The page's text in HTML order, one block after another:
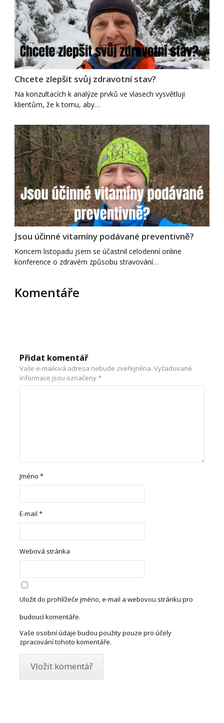
Chcete zlepšit svůj zdravotní stav?
Na konzultacích k analýze prvků ve vlasech vysvětluji
klientům, že k tomu, aby…
Jsou účinné vitamíny podávané preventivně?
Koncem listopadu jsem se účastnil celodenní online
konference o zdravém způsobu stravování…
Komentáře
Přidat komentář
Vaše e-mailová adresa nebude zveřejněna. Vyžadované
informace jsou označeny*
Jméno*
E-mail*
Webová stránka
Uložit do prohlížeče jméno, e-mail a webovou stránku pro
budoucí komentáře.
Vaše osobní údaje budou použity pouze pro účely
zpracování tohoto komentáře.